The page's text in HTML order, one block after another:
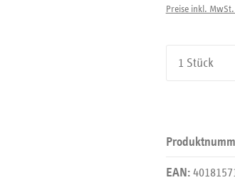
Preise inkl.
Produkt
EAN: